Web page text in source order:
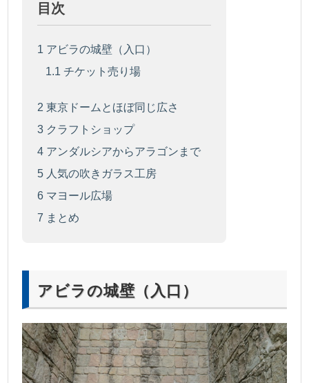
目次
1 アビラの城壁（入口）
1.1 チケット売り場
2 東京ドームとほぼ同じ広さ
3 クラフトショップ
4 アンダルシアからアラゴンまで
5 人気の吹きガラス工房
6 マヨール広場
7 まとめ
アビラの城壁（入口）